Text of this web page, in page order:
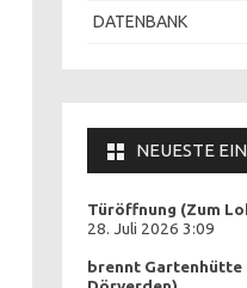
DATENBANK
NEUESTE
Türöffnung (Zum
28. Juli 2026 3:09
brennt Gartenhütte